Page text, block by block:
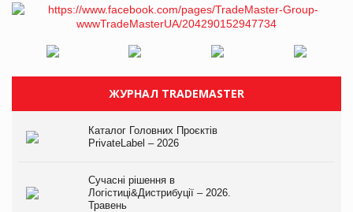
ЖУРНАЛ TRADEMASTER
Каталог Головних Проєктів
PrivateLabel – 2026
Сучасні рішення в
Логістиці&Дистрибуції – 2026.
Травень